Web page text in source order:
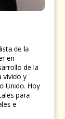
de la
en
de la
vivido y
Unido. Hoy
para
e